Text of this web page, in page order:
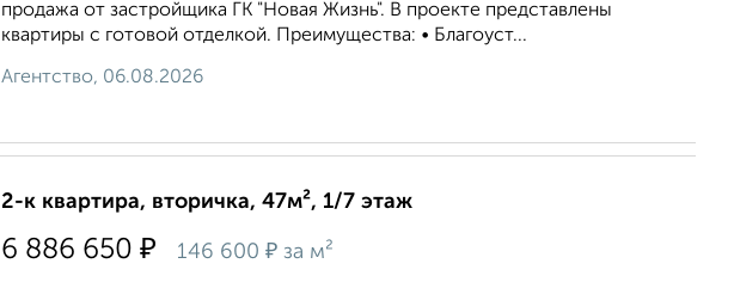
продажа от застройщика ГК "Новая Жизнь". В проекте представлены
квартиры с готовой отделкой. Преимущества: • Благоуст...
Агентство, 06.08.2026
2-к квартира, вторичка, 47м², 1/7 этаж
6 886 650 ₽ 146 600 ₽ за м²